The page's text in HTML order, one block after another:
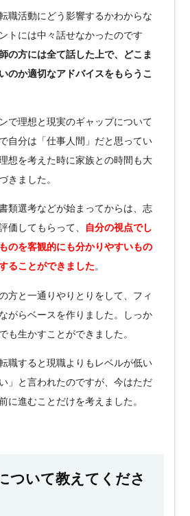
職活動にどう影響するかわからな
トには中々話せなかったのです
の方には全て話した上で、どこま
のか適切なアドバイスをもらうこ
で理想と現実のギャップについて
自分は「仕事人間」だと思ってい
想を考えた時に家族との時間も大
きました。
類選考などが始まってからは、志
価してもらって、
自分の視点でし
のを客観的にも分かりやすいもの
ることができました。
方と一通りやりとりをして、フィ
がらベースを作りました。しっか
も生かすことができました。
職すると現職よりもレベルが低い
」と言われたのですが、今はただ
に進むことだけを考えました。
ついて教えてくださ